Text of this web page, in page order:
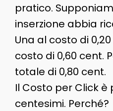
pratico.
inserzione abbia
Una al costo di
costo di 0,60 cent.
totale di 0,80 cent.
Il Costo per Click è
centesimi. Perché?